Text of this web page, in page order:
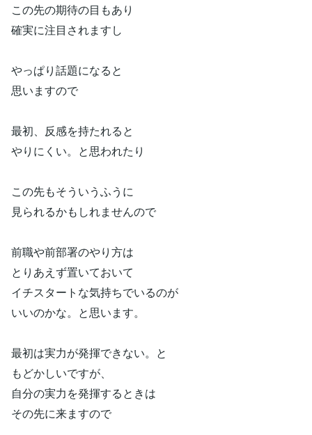
この先の期待の目もあり
確実に注目されますし
やっぱり話題になると
思いますので
最初、反感を持たれると
やりにくい。と思われたり
この先もそういうふうに
見られるかもしれませんので
前職や前部署のやり方は
とりあえず置いておいて
イチスタートな気持ちでいるのが
いいのかな。と思います。
最初は実力が発揮できない。と
もどかしいですが、
自分の実力を発揮するときは
その先に来ますので